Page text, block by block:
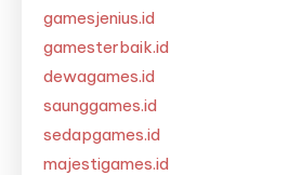
gamesjenius.id
gamesterbaik.id
dewagames.id
saunggames.id
sedapgames.id
majestigames.id